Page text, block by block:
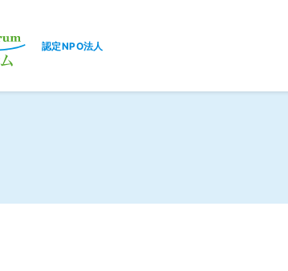
認定NPO法人